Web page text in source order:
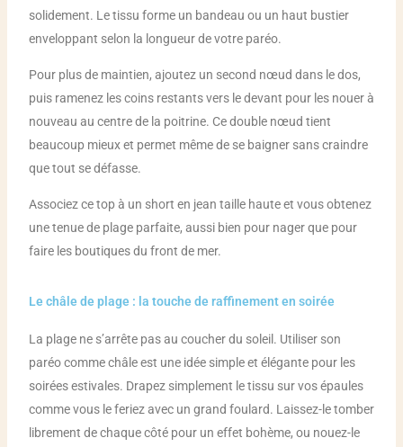
solidement. Le tissu forme un bandeau ou un haut bustier
enveloppant selon la longueur de votre paréo.
Pour plus de maintien, ajoutez un second nœud dans le dos,
puis ramenez les coins restants vers le devant pour les nouer à
nouveau au centre de la poitrine. Ce double nœud tient
beaucoup mieux et permet même de se baigner sans craindre
que tout se défasse.
Associez ce top à un short en jean taille haute et vous obtenez
une tenue de plage parfaite, aussi bien pour nager que pour
faire les boutiques du front de mer.
Le châle de plage : la touche de raffinement en soirée
La plage ne s’arrête pas au coucher du soleil. Utiliser son
paréo comme châle est une idée simple et élégante pour les
soirées estivales. Drapez simplement le tissu sur vos épaules
comme vous le feriez avec un grand foulard. Laissez-le tomber
librement de chaque côté pour un effet bohème, ou nouez-le